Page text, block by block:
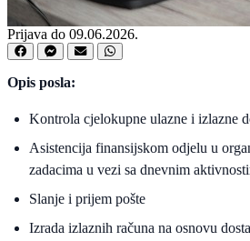
Prijava do 09.06.2026.
Opis posla:
Kontrola cjelokupne ulazne i izlazne
Asistencija finansijskom odjelu u
zadacima u vezi sa dnevnim
Slanje i prijem pošte
Izrada izlaznih računa na osnovu